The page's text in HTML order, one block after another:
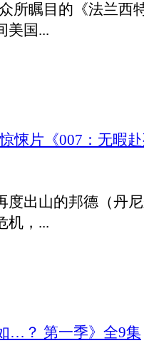
所瞩目的《法兰西
美国...
悚片《007：无暇
度出山的邦德（丹
机，...
…？ 第一季》全9集